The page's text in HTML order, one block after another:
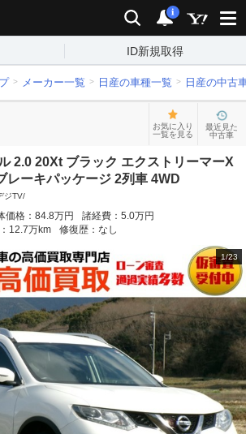
検索 通知
i
ID新規取得
メーカー一覧 日産の車種一覧 日産の中古
お気に入り
一覧を見る
最近見た
中古車
2.0 20Xt ブラック エクストリーマーX
レーキパッケージ 2列車 4WD
ジTV/
価格： 84.8万円 諸経費： 5.0万円
12.7万km 修復歴： なし
1/23